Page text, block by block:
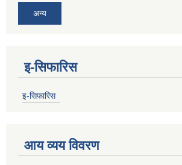
अन्य
इ-सिफारिस
इ-सिफारिस
आय व्यय विवरण